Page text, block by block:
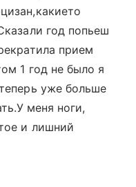
год попьеш
прием
1 год не было я
уже больше
меня ноги,
и лишний